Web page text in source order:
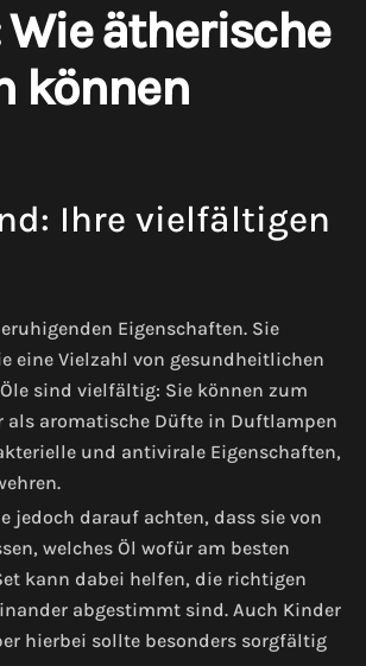
ätherische
können
Ihre vielfältigen
Eigenschaften. Sie
eine Vielzahl von gesundheitlichen
sind vielfältig: Sie können zum
als aromatische Düfte in Duftlampen
und antivirale Eigenschaften,
jedoch darauf achten, dass sie von
welches Öl wofür am besten
kann dabei helfen, die richtigen
abgestimmt sind. Auch Kinder
hierbei sollte besonders sorgfältig